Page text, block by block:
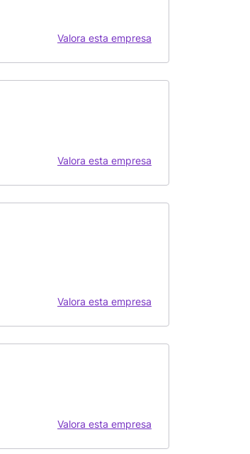
Valora esta empresa
Valora esta empresa
Valora esta empresa
Valora esta empresa